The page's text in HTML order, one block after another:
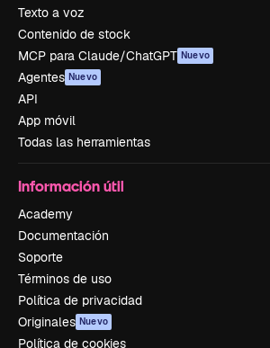
Texto a voz
Contenido de stock
MCP para Claude/ChatGPT Nuevo
Agentes Nuevo
API
App móvil
Todas las herramientas
Información útil
Academy
Documentación
Soporte
Términos de uso
Política de privacidad
Originales Nuevo
Política de cookies